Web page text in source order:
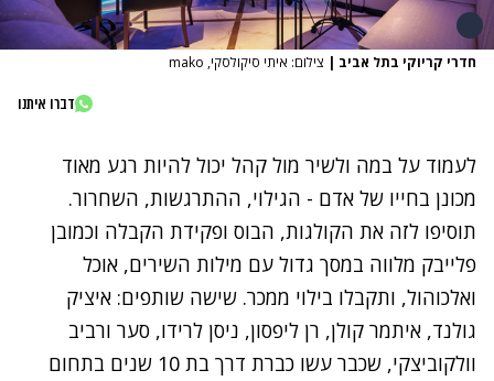
חדרי קריוקי בתל אביב | צילום: איתי סיקולסקי, mako
דברו איתנו
לעמוד על במה ולשיר מול קהל יכול להיות רגע מאוד
מכונן בחייו של אדם - הגילוי, ההתרגשות, השחרור.
תוסיפו לזה את הקולגות, הבוס ופקידת הקבלה וכמובן
פלייבק מלווה במסך גדול עם מילות השירים, אוכל
ואלכוהול, ותקבלו בילוי ממכר. שישה שותפים: איציק
גולנד, איתמר קולן, רן ליפסון, ניסן לרידו, סער ורביב
וולקוביצקי, שכבר עשו כברת דרך בת 10 שנים בתחום